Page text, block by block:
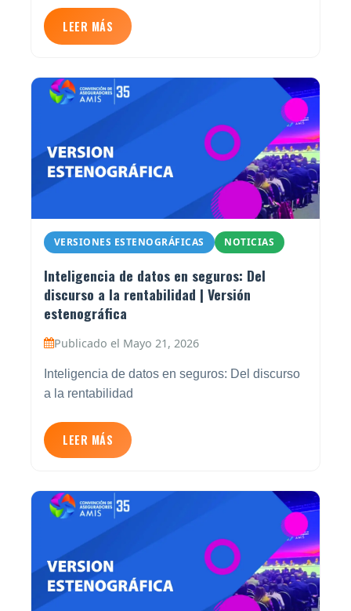
LEER MÁS
VERSIONES ESTENOGRÁFICAS NOTICIAS
Inteligencia de datos en seguros: Del
discurso a la rentabilidad | Versión
estenográfica
Publicado el Mayo 21, 2026
Inteligencia de datos en seguros: Del discurso
a la rentabilidad
LEER MÁS